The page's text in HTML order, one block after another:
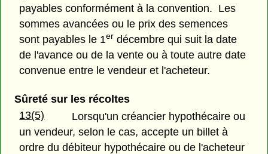
payables conformément à la convention. Les
sommes avancées ou le prix des semences
sont payables le 1er décembre qui suit la date
de l'avance ou de la vente ou à toute autre date
convenue entre le vendeur et l'acheteur.
Sûreté sur les récoltes
13(5)
Lorsqu'un créancier hypothécaire ou
un vendeur, selon le cas, accepte un billet à
ordre du débiteur hypothécaire ou de l'acheteur